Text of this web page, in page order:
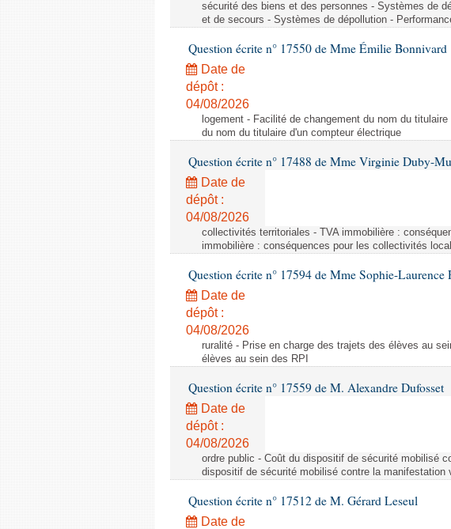
sécurité des biens et des personnes - Systèmes de
et de secours - Systèmes de dépollution -
Question écrite n° 17550 de Mme Émilie Bonnivard
Date de
dépôt :
04/08/2026
logement - Facilité de changement du nom du
du nom du titulaire d'un compteur électrique
Question écrite n° 17488 de Mme Virginie Duby-
Date de
dépôt :
04/08/2026
collectivités territoriales - TVA immobilière :
immobilière : conséquences pour les collectivités
Question écrite n° 17594 de Mme Sophie-Laurence
Date de
dépôt :
04/08/2026
ruralité - Prise en charge des trajets des élèves au
élèves au sein des RPI
Question écrite n° 17559 de M. Alexandre Dufosset
Date de
dépôt :
04/08/2026
ordre public - Coût du dispositif de sécurité mobilisé
dispositif de sécurité mobilisé contre la manifestation
Question écrite n° 17512 de M. Gérard Leseul
Date de